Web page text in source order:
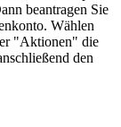
beantragen Sie
Wählen
"Aktionen" die
den